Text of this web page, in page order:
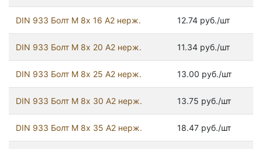
DIN 933 Болт М 8х 16 А2 нерж. 12.74 руб./шт
DIN 933 Болт М 8х 20 А2 нерж. 11.34 руб./шт
DIN 933 Болт М 8х 25 А2 нерж. 13.00 руб./шт
DIN 933 Болт М 8х 30 А2 нерж. 13.75 руб./шт
DIN 933 Болт М 8х 35 А2 нерж. 18.47 руб./шт